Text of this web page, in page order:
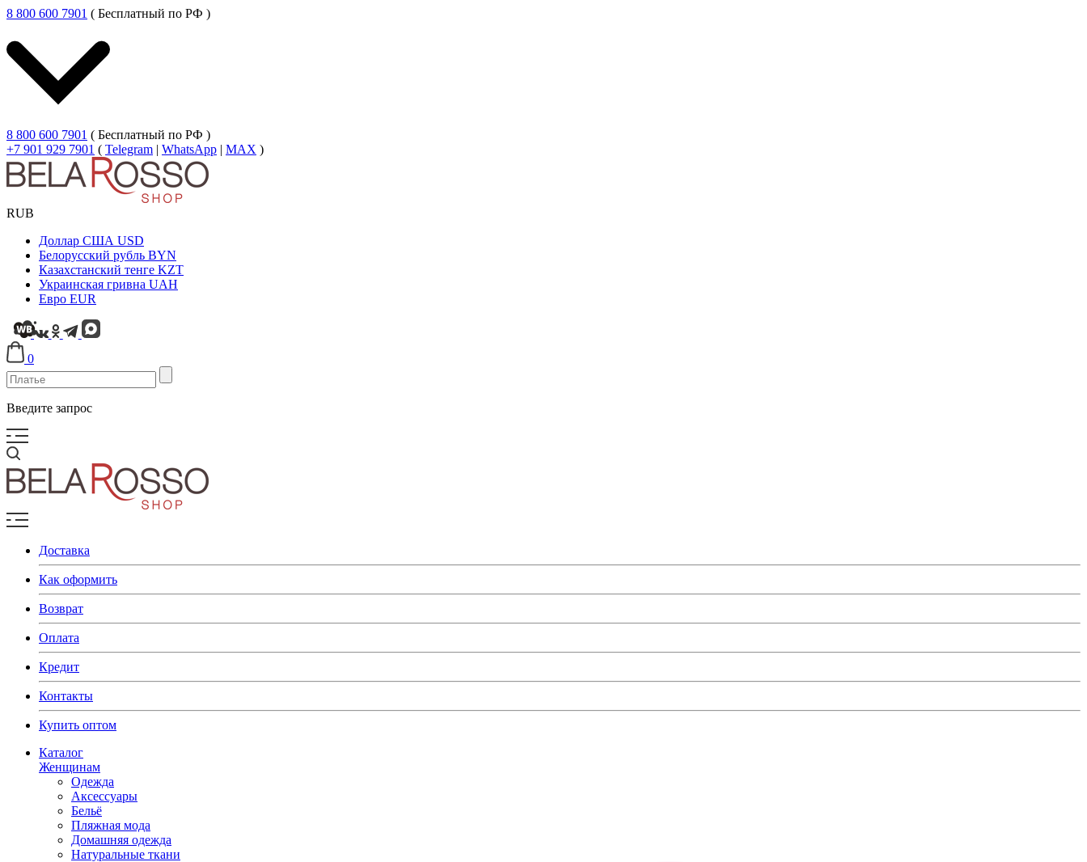
8 800 600 7901 ( Бесплатный по РФ )
8 800 600 7901 ( Бесплатный по РФ )
+7 901 929 7901 ( Telegram | WhatsApp | MAX )
RUB
Доллар США USD
Белорусский рубль BYN
Казахстанский тенге KZT
Украинская гривна UAH
Евро EUR
0
Введите запрос
Доставка
Как оформить
Возврат
Оплата
Кредит
Контакты
Купить оптом
Каталог
Женщинам
Одежда
Аксессуары
Бельё
Пляжная мода
Домашняя одежда
Натуральные ткани